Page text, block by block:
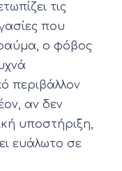
τις
που
ο φόβος
περιβάλλον
αν δεν
υποστήριξη,
ευάλωτο σε